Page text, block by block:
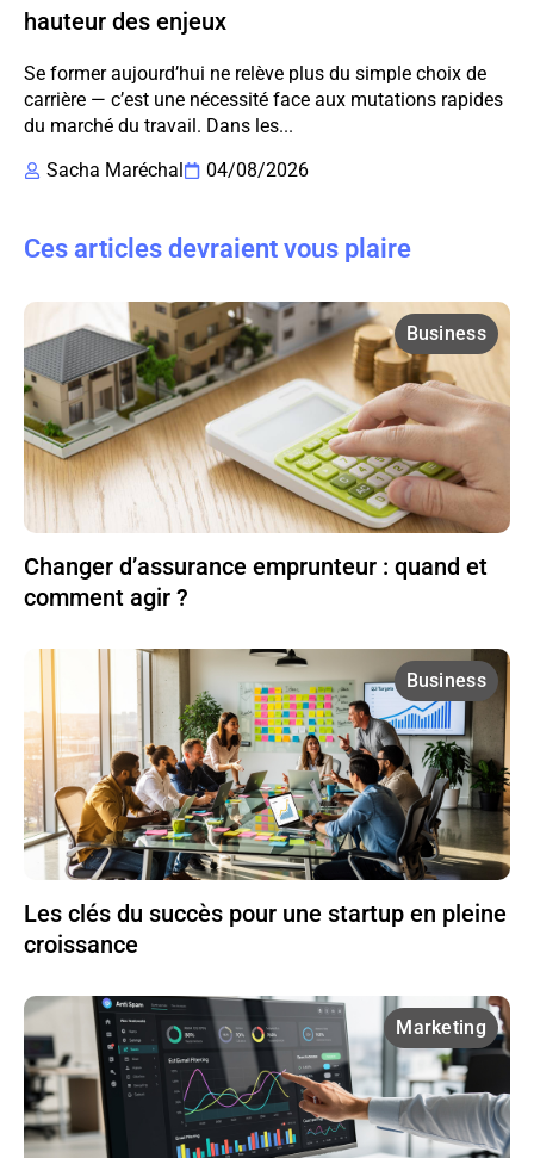
hauteur des enjeux
Se former aujourd’hui ne relève plus du simple choix de
carrière — c’est une nécessité face aux mutations rapides
du marché du travail. Dans les...
Sacha Maréchal
04/08/2026
Ces articles devraient vous plaire
Business
Changer d’assurance emprunteur : quand et
comment agir ?
Business
Les clés du succès pour une startup en pleine
croissance
Marketing